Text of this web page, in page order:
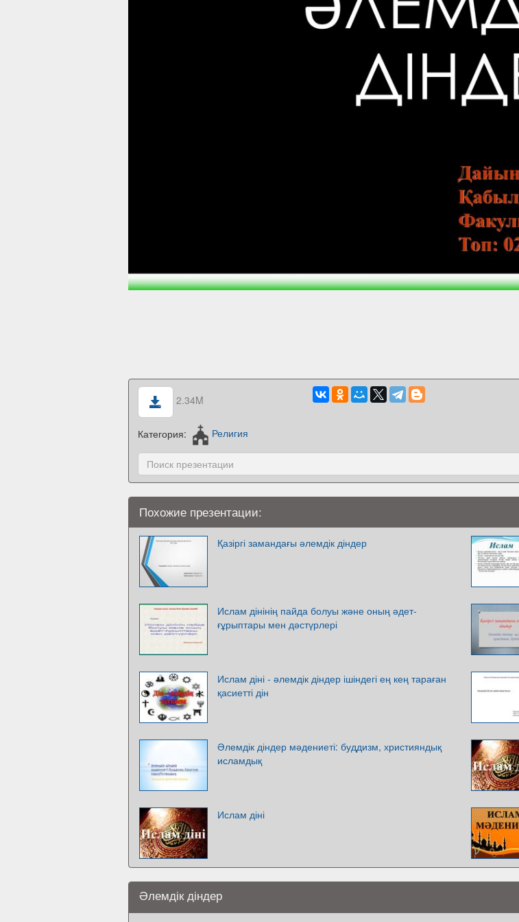
2.34M
Категория: Религия
Похожие презентации:
Қазіргі замандағы әлемдік діндер
Ислам дінінің пайда болуы және оның әдет-
ғұрыптары мен дәстүрлері
Ислам діні - әлемдік діндер ішіндегі ең кең тараған
қасиетті дін
Әлемдік діндер мәдениеті: буддизм, християндық
исламдық
Ислам діні
Әлемдік діндер